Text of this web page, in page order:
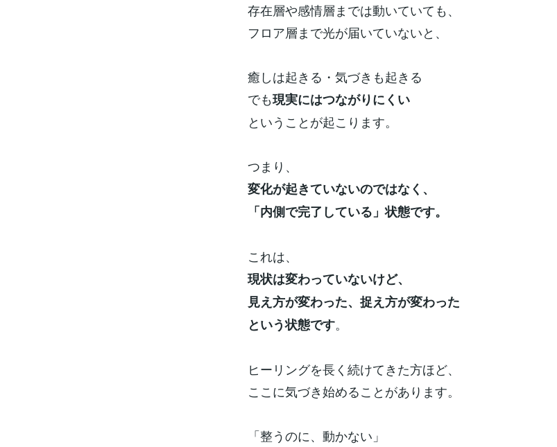
存在層や感情層までは動いていても、
フロア層まで光が届いていないと、
癒しは起きる・気づきも起きる
でも現実にはつながりにくい
ということが起こります。
つまり、
変化が起きていないのではなく、
「内側で完了している」状態です。
これは、
現状は変わっていないけど、
見え方が変わった、捉え方が変わった
という状態です。
ヒーリングを長く続けてきた方ほど、
ここに気づき始めることがあります。
「整うのに、動かない」